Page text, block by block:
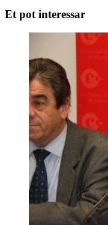
Et pot interessar